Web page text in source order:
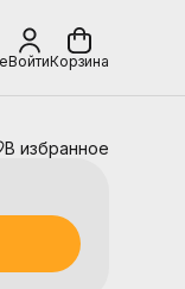
ВойтиКорзина
В избранное